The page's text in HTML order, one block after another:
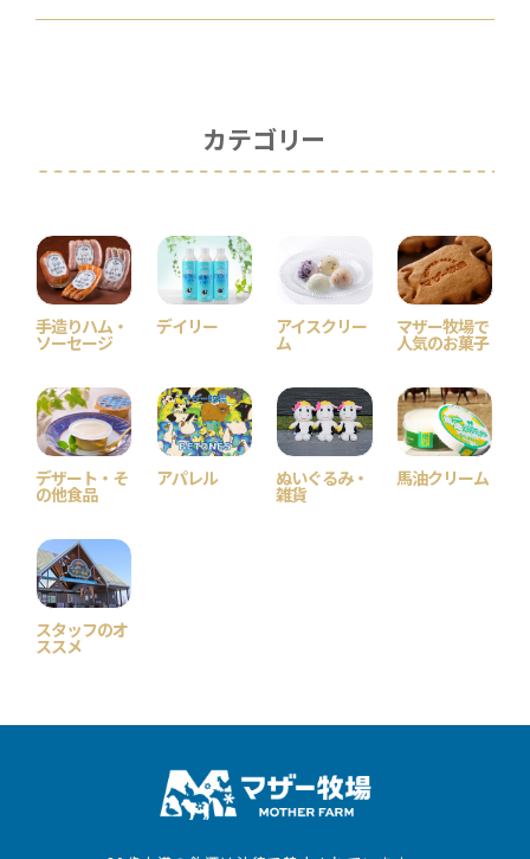
カテゴリー
手造りハム・
ソーセージ
デイリー アイスクリー
ム
マザー牧場で
人気のお菓子
デザート・そ
の他食品
アパレル ぬいぐるみ・
雑貨
馬油クリーム
スタッフのオ
ススメ